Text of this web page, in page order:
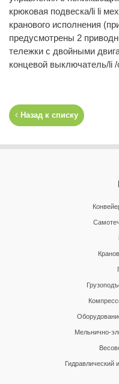
крюковая подвеска/li li
кранового исполнения
предусмотрены 2
тележки с двойными
концевой выключатель/li /
Назад к списку
Мельнично-
Гидравлический